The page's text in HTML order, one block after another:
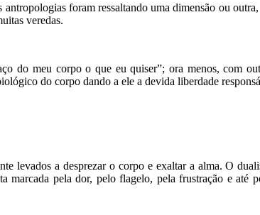
foram ressaltando uma dimensão ou
veredas.
do meu corpo o que eu quiser”; ora menos, com
do corpo dando a ele a devida liberdade
levados a desprezar o corpo e exaltar a alma. O
pela dor, pelo flagelo, pela frustração e até